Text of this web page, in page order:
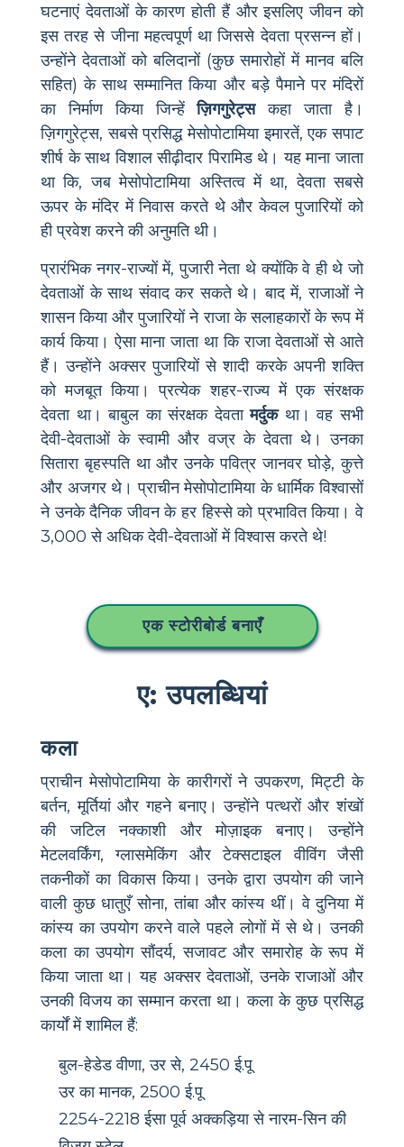
घटनाएं देवताओं के कारण होती हैं और इसलिए जीवन को
इस तरह से जीना महत्वपूर्ण था जिससे देवता प्रसन्न हों।
उन्होंने देवताओं को बलिदानों (कुछ समारोहों में मानव बलि
सहित) के साथ सम्मानित किया और बड़े पैमाने पर मंदिरों
का निर्माण किया जिन्हेंज़िगगुरेट्सकहा जाता है।
ज़िगगुरेट्स, सबसे प्रसिद्ध मेसोपोटामिया इमारतें, एक सपाट
शीर्ष के साथ विशाल सीढ़ीदार पिरामिड थे। यह माना जाता
था कि, जब मेसोपोटामिया अस्तित्व में था, देवता सबसे
ऊपर के मंदिर में निवास करते थे और केवल पुजारियों को
ही प्रवेश करने की अनुमति थी।
प्रारंभिक नगर-राज्यों में, पुजारी नेता थे क्योंकि वे ही थे जो
देवताओं के साथ संवाद कर सकते थे। बाद में, राजाओं ने
शासन किया और पुजारियों ने राजा के सलाहकारों के रूप में
कार्य किया। ऐसा माना जाता था कि राजा देवताओं से आते
हैं। उन्होंने अक्सर पुजारियों से शादी करके अपनी शक्ति
को मजबूत किया। प्रत्येक शहर-राज्य में एक संरक्षक
देवता था। बाबुल का संरक्षक देवतामर्दुकथा। वह सभी
देवी-देवताओं के स्वामी और वज्र के देवता थे। उनका
सितारा बृहस्पति था और उनके पवित्र जानवर घोड़े, कुत्ते
और अजगर थे। प्राचीन मेसोपोटामिया के धार्मिक विश्वासों
ने उनके दैनिक जीवन के हर हिस्से को प्रभावित किया। वे
3,000 से अधिक देवी-देवताओं में विश्वास करते थे!
एक स्टोरीबोर्ड बनाएँ
ए: उपलब्धियां
कला
प्राचीन मेसोपोटामिया के कारीगरों ने उपकरण, मिट्टी के
बर्तन, मूर्तियां और गहने बनाए। उन्होंने पत्थरों और शंखों
की जटिल नक्काशी और मोज़ाइक बनाए। उन्होंने
मेटलवर्किंग, ग्लासमेकिंग और टेक्सटाइल वीविंग जैसी
तकनीकों का विकास किया। उनके द्वारा उपयोग की जाने
वाली कुछ धातुएँ सोना, तांबा और कांस्य थीं। वे दुनिया में
कांस्य का उपयोग करने वाले पहले लोगों में से थे। उनकी
कला का उपयोग सौंदर्य, सजावट और समारोह के रूप में
किया जाता था। यह अक्सर देवताओं, उनके राजाओं और
उनकी विजय का सम्मान करता था। कला के कुछ प्रसिद्ध
कार्यों में शामिल हैं:
बुल-हेडेड वीणा, उर से, 2450 ई.पू
उर का मानक, 2500 ई.पू
2254-2218 ईसा पूर्व अक्कड़िया से नारम-सिन की